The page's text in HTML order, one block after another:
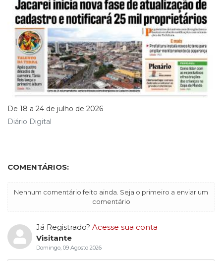
De 18 a 24 de julho de 2026
Diário Digital
COMENTÁRIOS:
Nenhum comentário feito ainda. Seja o primeiro a enviar um
comentário
Já Registrado? Acesse sua conta
Visitante
Domingo, 09 Agosto 2026